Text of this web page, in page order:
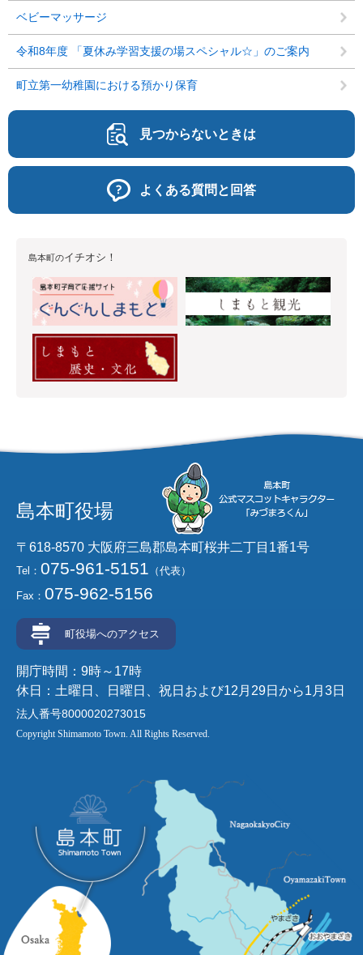
ベビーマッサージ
令和8年度 「夏休み学習支援の場スペシャル☆」のご案内
町立第一幼稚園における預かり保育
見つからないときは
よくある質問と回答
島本町のイチオシ！
島本町役場
〒618-8570 大阪府三島郡島本町桜井二丁目1番1号
Tel： 075-961-5151 （代表）
Fax： 075-962-5156
町役場へのアクセス
開庁時間：9時～17時
休日：土曜日、日曜日、祝日および12月29日から1月3日
法人番号8000020273015
Copyright Shimamoto Town. All Rights Reserved.